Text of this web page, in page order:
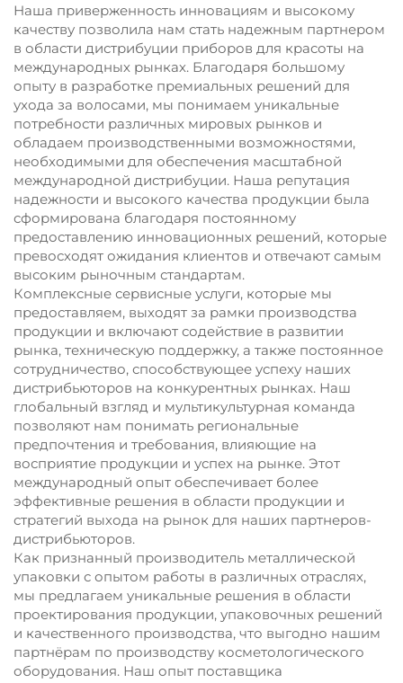
Наша приверженность инновациям и высокому
качеству позволила нам стать надежным партнером
в области дистрибуции приборов для красоты на
международных рынках. Благодаря большому
опыту в разработке премиальных решений для
ухода за волосами, мы понимаем уникальные
потребности различных мировых рынков и
обладаем производственными возможностями,
необходимыми для обеспечения масштабной
международной дистрибуции. Наша репутация
надежности и высокого качества продукции была
сформирована благодаря постоянному
предоставлению инновационных решений, которые
превосходят ожидания клиентов и отвечают самым
высоким рыночным стандартам.
Комплексные сервисные услуги, которые мы
предоставляем, выходят за рамки производства
продукции и включают содействие в развитии
рынка, техническую поддержку, а также постоянное
сотрудничество, способствующее успеху наших
дистрибьюторов на конкурентных рынках. Наш
глобальный взгляд и мультикультурная команда
позволяют нам понимать региональные
предпочтения и требования, влияющие на
восприятие продукции и успех на рынке. Этот
международный опыт обеспечивает более
эффективные решения в области продукции и
стратегий выхода на рынок для наших партнеров-
дистрибьюторов.
Как признанный производитель металлической
упаковки с опытом работы в различных отраслях,
мы предлагаем уникальные решения в области
проектирования продукции, упаковочных решений
и качественного производства, что выгодно нашим
партнёрам по производству косметологического
оборудования. Наш опыт поставщика